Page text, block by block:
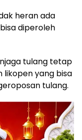
heran ada
diperoleh
tulang tetap
likopen yang bisa
tulang.